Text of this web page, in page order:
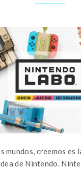
mundos, creemos es
de Nintendo.